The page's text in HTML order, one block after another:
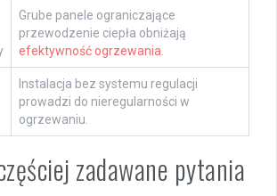
Grube panele ograniczające
przewodzenie ciepła obniżają
efektywność ogrzewania.
Instalacja bez systemu regulacji
prowadzi do nieregularności w
ogrzewaniu.
zadawane pytania